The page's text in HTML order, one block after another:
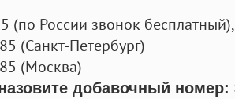
(по России звонок бесплатный),
(Санкт-Петербург)
(Москва)
добавочный номер: